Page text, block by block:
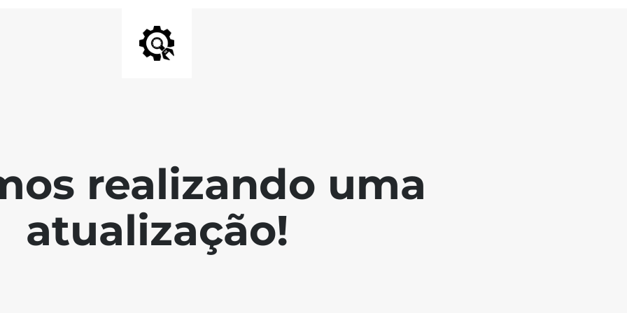
realizando uma
atualização!